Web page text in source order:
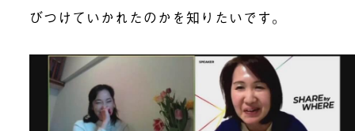
びつけていかれたのかを知りたいです。